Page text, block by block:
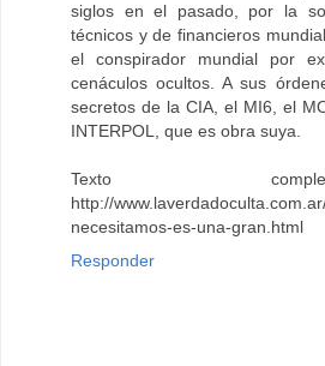
siglos en el pasado, por la
técnicos y de financieros
el conspirador mundial por
cenáculos ocultos. A sus
secretos de la CIA, el MI6, el
INTERPOL, que es obra suya.
Texto
http://
necesitamos-es-una-gran.html
Responder